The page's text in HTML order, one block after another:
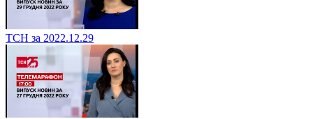
ТСН за 2022.12.29